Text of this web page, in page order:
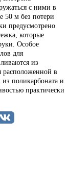
с ними в
50 м без потери
предусмотрено
которые
Особое
для
из
расположенной в
поликарбоната и
практически